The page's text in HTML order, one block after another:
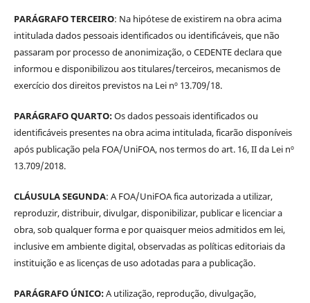
PARÁGRAFO TERCEIRO: Na hipótese de existirem na obra acima
intitulada dados pessoais identificados ou identificáveis, que não
passaram por processo de anonimização, o CEDENTE declara que
informou e disponibilizou aos titulares/terceiros, mecanismos de
exercício dos direitos previstos na Lei nº 13.709/18.
PARÁGRAFO QUARTO:Os dados pessoais identificados ou
identificáveis presentes na obra acima intitulada, ficarão disponíveis
após publicação pela FOA/UniFOA, nos termos do art. 16, II da Lei nº
13.709/2018.
CLÁUSULA SEGUNDA: A FOA/UniFOA fica autorizada a utilizar,
reproduzir, distribuir, divulgar, disponibilizar, publicar e licenciar a
obra, sob qualquer forma e por quaisquer meios admitidos em lei,
inclusive em ambiente digital, observadas as políticas editoriais da
instituição e as licenças de uso adotadas para a publicação.
PARÁGRAFO ÚNICO:A utilização, reprodução, divulgação,